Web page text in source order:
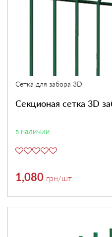
Сетка для забора 3D
Секционая сетка 3D
в наличии
1,080 грн/шт.